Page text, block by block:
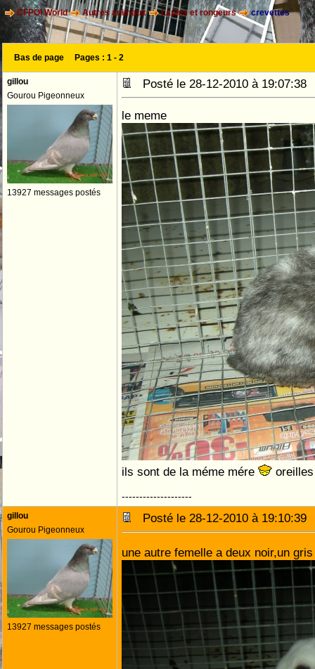
CFPOI World Autres animaux Lapins et rongeurs crevettes
Bas de page Pages : 1 - 2
gillou
Gourou Pigeonneux
13927 messages postés
Posté le 28-12-2010 à
le meme
ils sont de la méme mére
--------------------
gillou
Gourou Pigeonneux
13927 messages postés
Posté le 28-12-2010 à
une autre femelle a deux noir,un